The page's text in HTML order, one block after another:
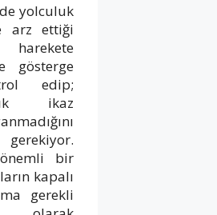
yolculuk
arz ettiği
gösterge
edip;
ikaz
bir
kapalı
gerekli